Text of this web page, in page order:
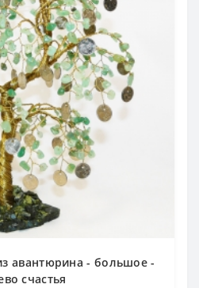
авантюрина - большое -
счастья